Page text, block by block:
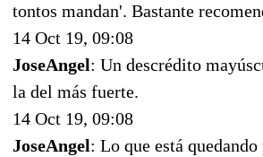
tontos mandan'. Bastante
14 Oct 19, 09:08
JoseAngel: Un descrédito
la del más fuerte.
14 Oct 19, 09:08
JoseAngel: Lo que está